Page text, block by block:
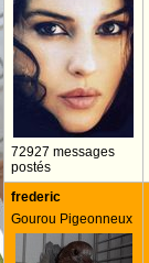
72927 messages
postés
frederic
Gourou Pigeonneux